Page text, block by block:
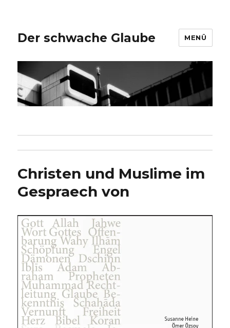
Der schwache Glaube MENÜ
Christen und Muslime im
Gespraech von